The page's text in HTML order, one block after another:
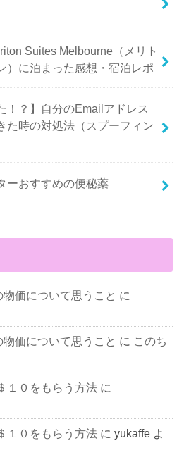
Suites Melbourne（メリト
）に泊まった感想・宿泊レポ
！？】自分のEmailアドレス
た時の対処法（スプーフィン
ーおすすめの便秘薬
価について思うこと に
価について思うこと に このち
１０をもらう方法 に
１０をもらう方法 にyukaffe よ